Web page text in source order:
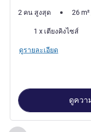
2 คน สูงสุด 26 m²
เครื่องนอน
1 x เตียงคิงไซส์
ดูรายละเอียด
ดูควา